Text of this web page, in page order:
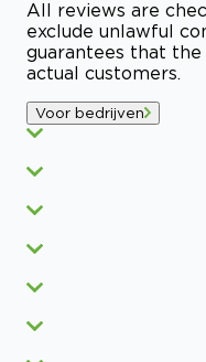
All reviews are
exclude unlawful
guarantees that
actual customers.
Voor bedrijven